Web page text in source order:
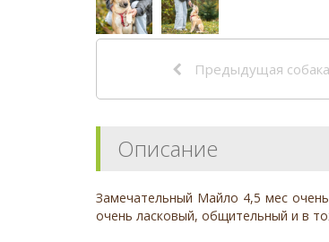
Предыдущая собака
Описание
Замечательный Майло 4,5 мес
очень ласковый, общительный и в